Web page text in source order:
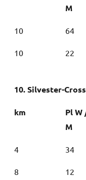
M
10 64
10 22
10. Silvester-
km
Pl W
M
4 34
8 12